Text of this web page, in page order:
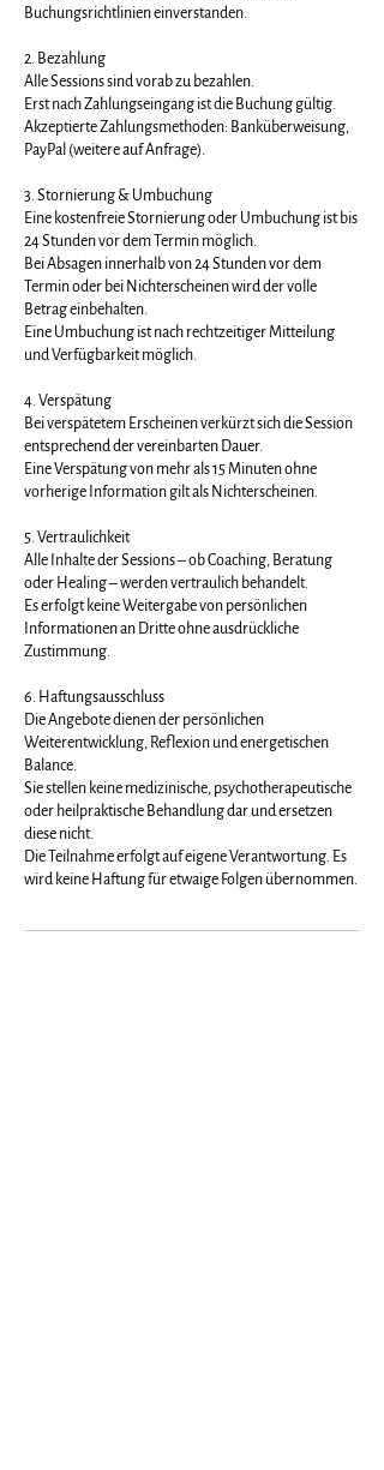
Buchungsrichtlinien einverstanden.
2. Bezahlung
Alle Sessions sind vorab zu bezahlen.
Erst nach Zahlungseingang ist die Buchung gültig.
Akzeptierte Zahlungsmethoden: Banküberweisung,
PayPal (weitere auf Anfrage).
3. Stornierung & Umbuchung
Eine kostenfreie Stornierung oder Umbuchung ist bis
24 Stunden vor dem Termin möglich.
Bei Absagen innerhalb von 24 Stunden vor dem
Termin oder bei Nichterscheinen wird der volle
Betrag einbehalten.
Eine Umbuchung ist nach rechtzeitiger Mitteilung
und Verfügbarkeit möglich.
4. Verspätung
Bei verspätetem Erscheinen verkürzt sich die Session
entsprechend der vereinbarten Dauer.
Eine Verspätung von mehr als 15 Minuten ohne
vorherige Information gilt als Nichterscheinen.
5. Vertraulichkeit
Alle Inhalte der Sessions – ob Coaching, Beratung
oder Healing – werden vertraulich behandelt.
Es erfolgt keine Weitergabe von persönlichen
Informationen an Dritte ohne ausdrückliche
Zustimmung.
6. Haftungsausschluss
Die Angebote dienen der persönlichen
Weiterentwicklung, Reflexion und energetischen
Balance.
Sie stellen keine medizinische, psychotherapeutische
oder heilpraktische Behandlung dar und ersetzen
diese nicht.
Die Teilnahme erfolgt auf eigene Verantwortung. Es
wird keine Haftung für etwaige Folgen übernommen.